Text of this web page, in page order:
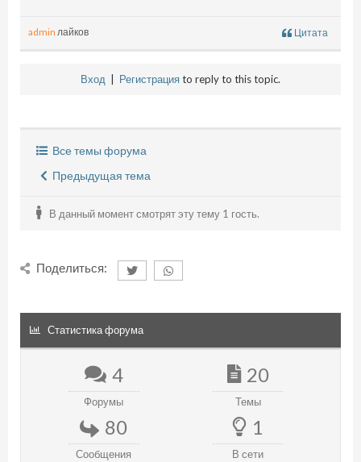
admin лайков Цитата
Вход Регистрацияto reply to this topic.
Все темы форума
Предыдущая тема
В данный момент смотрят эту тему 1 гость.
Поделиться:
Статистика форума
4
Форумы
20
Темы
80
Сообщения
1
В сети